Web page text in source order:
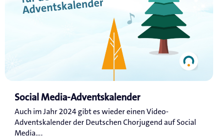
Social Media-Adventskalender
Auch im Jahr 2024 gibt es wieder einen Video-
Adventskalender der Deutschen Chorjugend auf Social
Media....